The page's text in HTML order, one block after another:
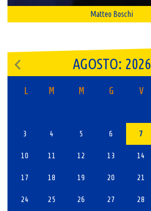
Matteo Boschi
AGOSTO: 2026
L M M G V
3 4 5 6 7
10 11 12 13 14
17 18 19 20 21
24 25 26 27 28